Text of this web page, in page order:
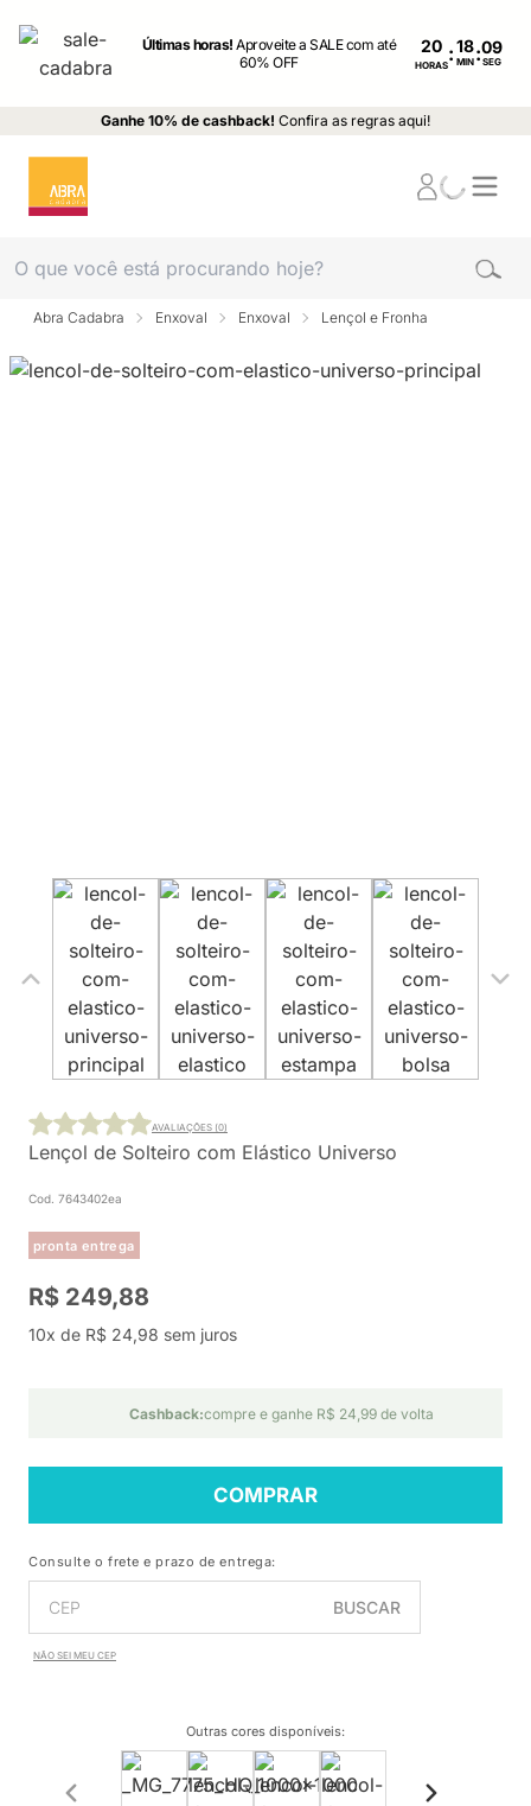
Últimas horas!Aproveite a SALE com até
60% OFF
20
HORAS: MIN : SEG
Ganhe 10% de cashback! Confira as regras aqui!
Abra Cadabra Enxoval Enxoval Lençol e Fronha
Lençol de Solteiro com Elástico Universo
Cod. 7643402ea
pronta entrega
AVALIAÇÕES (0)
R$ 249,88
10x de R$ 24,98 sem juros
Cashback:compre e ganhe R$ 24,99 de volta
COMPRAR
Consulte o frete e prazo de entrega:
BUSCAR
NÃO SEI MEU CEP
Outras cores disponíveis: